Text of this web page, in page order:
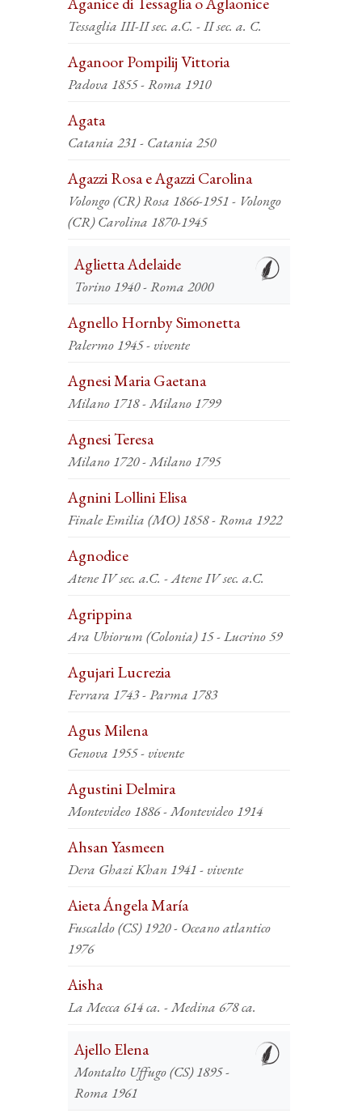
Tessaglia III-II sec. a.C. - II sec. a. C.
Aganoor Pompilij Vittoria
Padova 1855 - Roma 1910
Agata
Catania 231 - Catania 250
Agazzi Rosa e Agazzi Carolina
Volongo (CR) Rosa 1866-1951 - Volongo
(CR) Carolina 1870-1945
Aglietta Adelaide
Torino 1940 - Roma 2000
Agnello Hornby Simonetta
Palermo 1945 - vivente
Agnesi Maria Gaetana
Milano 1718 - Milano 1799
Agnesi Teresa
Milano 1720 - Milano 1795
Agnini Lollini Elisa
Finale Emilia (MO) 1858 - Roma 1922
Agnodice
Atene IV sec. a.C. - Atene IV sec. a.C.
Agrippina
Ara Ubiorum (Colonia) 15 - Lucrino 59
Agujari Lucrezia
Ferrara 1743 - Parma 1783
Agus Milena
Genova 1955 - vivente
Agustini Delmira
Montevideo 1886 - Montevideo 1914
Ahsan Yasmeen
Dera Ghazi Khan 1941 - vivente
Aieta Ángela María
Fuscaldo (CS) 1920 - Oceano atlantico
1976
Aisha
La Mecca 614 ca. - Medina 678 ca.
Ajello Elena
Montalto Uffugo (CS) 1895 -
Roma 1961